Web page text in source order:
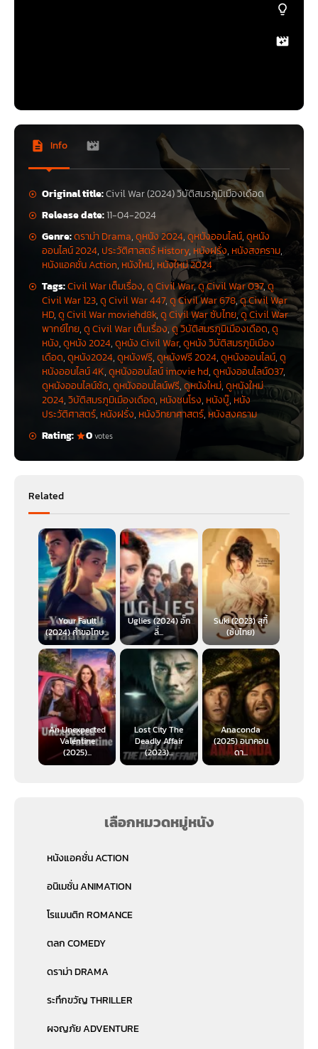
Info
Original title:Civil War (2024) วิบัติสมรภูมิเมืองเดือด
Release date:11-04-2024
Genre:ดราม่า Drama,ดูหนัง 2024,ดูหนังออนไลน์,ดูหนัง
ออนไลน์ 2024, ประวัติศาสตร์ History, หนังฝรั่ง, หนังสงคราม,
หนังแอคชั่น Action, หนังใหม่, หนังใหม่ 2024
Tags:Civil War เต็มเรื่อง,ดู Civil War,ดู Civil War 037,ดู
Civil War 123,ดู Civil War 447,ดู Civil War 678,ดู Civil War
HD,ดู Civil War moviehd8k,ดู Civil War ซับไทย,ดู Civil War
พากย์ไทย,ดู Civil War เต็มเรื่อง,ดู วิบัติสมรภูมิเมืองเดือด,ดู
หนัง,ดูหนัง 2024,ดูหนัง Civil War,ดูหนัง วิบัติสมรภูมิเมือง
เดือด,ดูหนัง2024,ดูหนังฟรี,ดูหนังฟรี 2024,ดูหนังออนไลน์,ดู
หนังออนไลน์ 4K,ดูหนังออนไลน์ imovie hd,ดูหนังออนไลน์037,
ดูหนังออนไลน์ชัด,ดูหนังออนไลน์ฟรี,ดูหนังใหม่,ดูหนังใหม่
2024,วิบัติสมรภูมิเมืองเดือด, หนังชนโรง, หนังบู๊, หนัง
ประวัติศาสตร์, หนังฝรั่ง, หนังวิทยาศาสตร์, หนังสงคราม
Rating:
0votes
Related
Your Fault
(2024) คำขอโทษ...
Uglies (2024) อั๊ก
ลี่...
Suki (2023) สุกี้
(ซับไทย)
An Unexpected
Valentine
(2025)...
Lost City The
Deadly Affair
(2023)...
Anaconda
(2025) อนาคอน
ดา...
เลือกหมวดหมู่หนัง
หนังแอคชั่น ACTION
อนิเมชั่น ANIMATION
โรแมนติก ROMANCE
ตลก COMEDY
ดราม่า DRAMA
ระทึกขวัญ THRILLER
ผจญภัย ADVENTURE